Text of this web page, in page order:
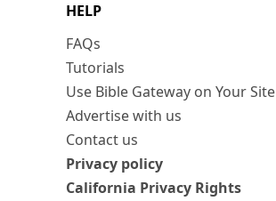
HELP
FAQs
Tutorials
Use Bible Gateway on Your Site
Advertise with us
Contact us
Privacy policy
California Privacy Rights